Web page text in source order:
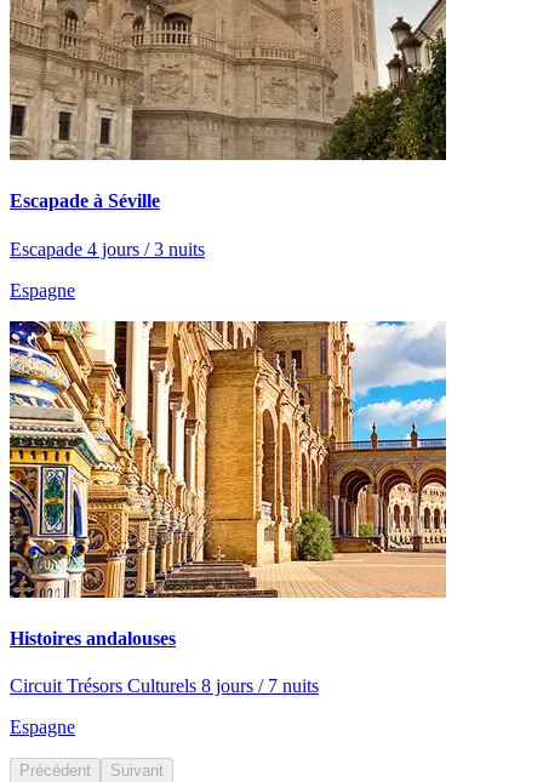
Escapade à Séville
Escapade 4 jours / 3 nuits
Espagne
Histoires andalouses
Circuit Trésors Culturels 8 jours / 7 nuits
Espagne
Précédent Suivant